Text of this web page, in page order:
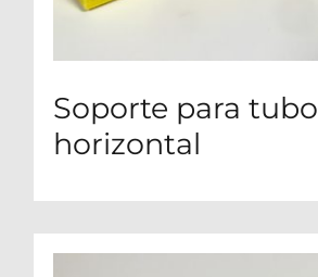
Soporte para tubo
horizontal